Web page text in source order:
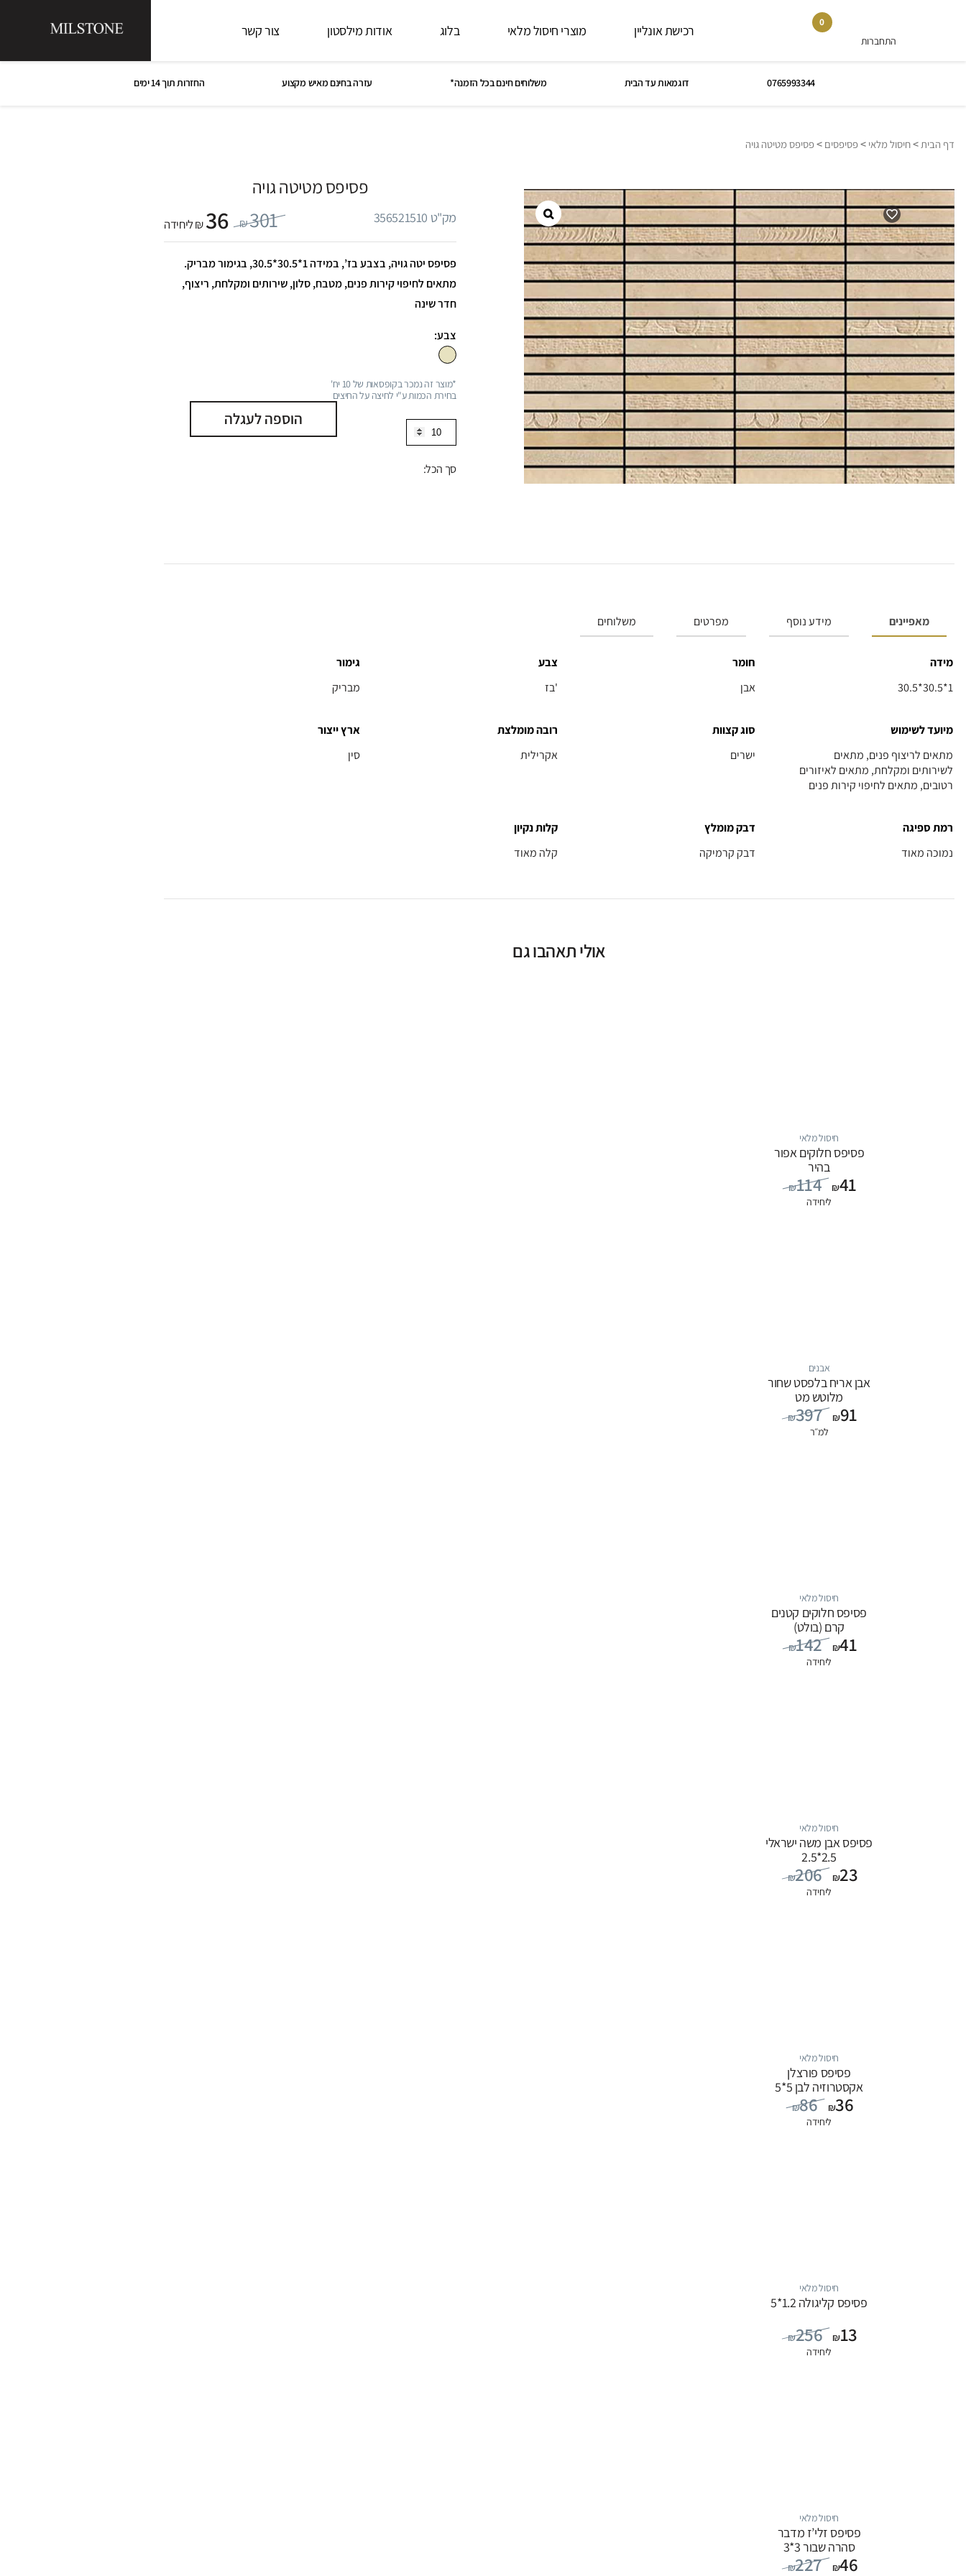
התחברות
0
רכישת אונליין מוצרי חיסול מלאי בלוג אודות מילסטון צור קשר
0765993344 דוגמאות עד הבית משלוחים חינם בכל הזמנה* עזרה בחינם מאיש מקצוע החזרות תוך 14 ימים
דף הבית>חיסול מלאי >פסיפסים >פסיפס מטיטה גויה
פסיפס מטיטה גויה
מק"ט 356521510 36₪ ליחידה 301
₪
פסיפס יטה גויה, בצבע בז’, במידה 1*30.5*30.5, בגימור מבריק.
מתאים לחיפוי קירות פנים, מטבח, סלון, שירותים ומקלחת, ריצוף,
חדר שינה
צבע:
*מוצר זה נמכר בקופסאות של 10 יח'
בחירת הכמות ע"י לחיצה על החיצים
כמות
מטיטה
סך הכל:
הוספה לעגלה
מאפיינים מידע נוסף מפרטים משלוחים
מידה
30.5*30.5*1
חומר
אבן
צבע
בז'
גימור
מבריק
מיועד לשימוש
מתאים לריצוף פנים, מתאים
לשירותים ומקלחת, מתאים לאיזורים
רטובים, מתאים לחיפוי קירות פנים
סוג קצוות
ישרים
רובה מומלצת
אקרילית
ארץ ייצור
סין
רמת ספיגה
נמוכה מאוד
דבק מומלץ
דבק קרמיקה
קלות נקיון
קלה מאוד
אולי תאהבו גם
חיסול מלאי
פסיפס חלוקים אפור
בהיר
₪114 ₪41
ליחידה
אבנים
אבן אריח בלפסט שחור
מלוטש מט
₪397 ₪91
למ״ר
חיסול מלאי
פסיפס חלוקים קטנים
קרם (בולט)
₪142 ₪41
ליחידה
חיסול מלאי
פסיפס אבן משה ישראלי
2.5*2.5
₪206 ₪23
ליחידה
חיסול מלאי
פסיפס פורצלן
אקסטרוזיה לבן 5*5
₪86 ₪36
ליחידה
חיסול מלאי
פסיפס קליגולה 1.2*5
₪256 ₪13
ליחידה
חיסול מלאי
פסיפס זלי’ז מדבר
סהרה שבור 3*3
₪227 ₪46